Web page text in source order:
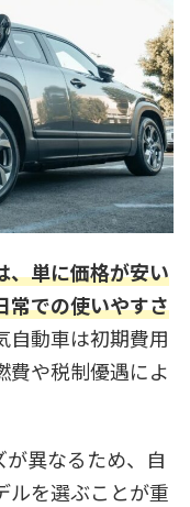
、単に価格が安い
常での使いやすさ
自動車は初期費用
費や税制優遇によ
が異なるため、自
ルを選ぶことが重